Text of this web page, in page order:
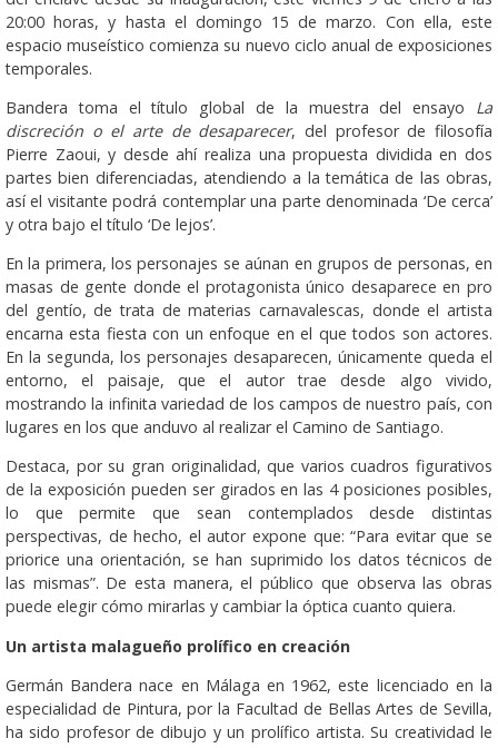
20:00 horas, y hasta el domingo 15 de marzo. Con ella, este
espacio museístico comienza su nuevo ciclo anual de exposiciones
temporales.
Bandera toma el título global de la muestra del ensayo La
discreción o el arte de desaparecer, del profesor de filosofía
Pierre Zaoui, y desde ahí realiza una propuesta dividida en dos
partes bien diferenciadas, atendiendo a la temática de las obras,
así el visitante podrá contemplar una parte denominada ‘De cerca’
y otra bajo el título ‘De lejos’.
En la primera, los personajes se aúnan en grupos de personas, en
masas de gente donde el protagonista único desaparece en pro
del gentío, de trata de materias carnavalescas, donde el artista
encarna esta fiesta con un enfoque en el que todos son actores.
En la segunda, los personajes desaparecen, únicamente queda el
entorno, el paisaje, que el autor trae desde algo vivido,
mostrando la infinita variedad de los campos de nuestro país, con
lugares en los que anduvo al realizar el Camino de Santiago.
Destaca, por su gran originalidad, que varios cuadros figurativos
de la exposición pueden ser girados en las 4 posiciones posibles,
lo que permite que sean contemplados desde distintas
perspectivas, de hecho, el autor expone que: “Para evitar que se
priorice una orientación, se han suprimido los datos técnicos de
las mismas”. De esta manera, el público que observa las obras
puede elegir cómo mirarlas y cambiar la óptica cuanto quiera.
Un artista malagueño prolífico en creación
Germán Bandera nace en Málaga en 1962, este licenciado en la
especialidad de Pintura, por la Facultad de Bellas Artes de Sevilla,
ha sido profesor de dibujo y un prolífico artista. Su creatividad le